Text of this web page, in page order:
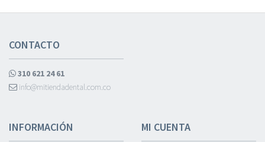
CONTACTO
310 621 24 61
info@mitiendadental.com.co
INFORMACIÓN MI CUENTA